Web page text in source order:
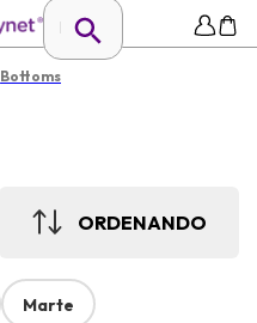
Bottoms
ORDENANDO
Marte